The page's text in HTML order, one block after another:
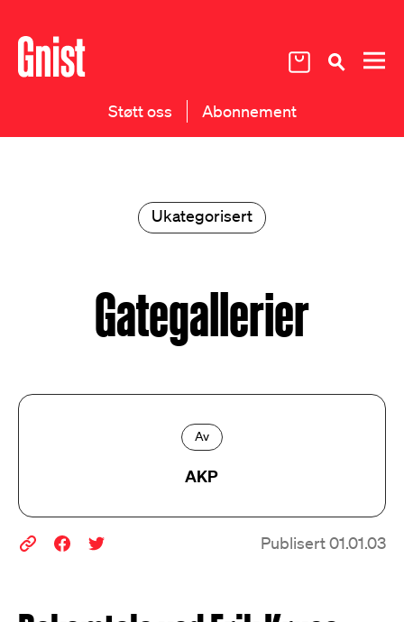
Støtt oss Abonnement
Ukategorisert
Gategallerier
Av
AKP
Publisert 01.01.03